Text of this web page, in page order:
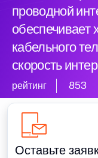
проводной
обеспечивает
кабельного
скорость
рейтинг 853
Оставьте